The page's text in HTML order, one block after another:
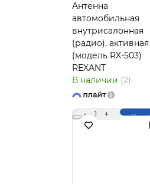
Антенна
автомобильная
внутрисалонная
(радио), активная
(модель RX-503)
REXANT
В наличии (2)
- 1 +